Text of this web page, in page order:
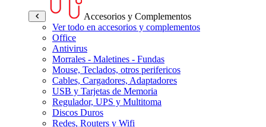
Accesorios y Complementos
Ver todo en accesorios y complementos
Office
Antivirus
Morrales - Maletines - Fundas
Mouse, Teclados, otros perifericos
Cables, Cargadores, Adaptadores
USB y Tarjetas de Memoria
Regulador, UPS y Multitoma
Discos Duros
Redes, Routers y Wifi